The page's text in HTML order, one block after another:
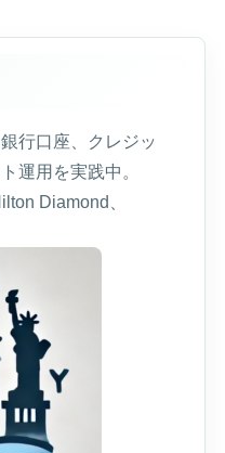
行口座、クレジッ
運用を実践中。
Diamond、